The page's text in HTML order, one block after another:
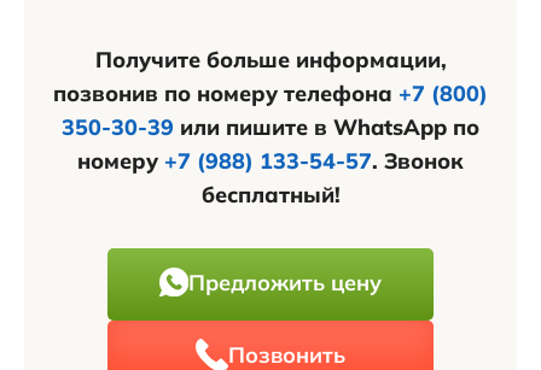
Получите больше информации,
позвонив по номеру телефона +7 (800)
350-30-39 или пишите в WhatsApp по
номеру +7 (988) 133-54-57. Звонок
бесплатный!
Предложить цену
Позвонить